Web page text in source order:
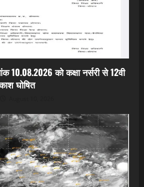
10.08.2026 को कक्षा नर्सरी से 12वी
घोषित